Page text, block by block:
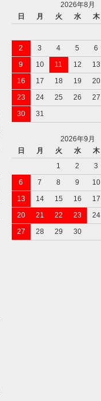
2026年8月
日
月 火 水 木
2
3 4 5 6
9
10 11 12 13
16
17 18 19 20
23
24 25 26 27
30
31
2026年9月
日
月 火 水 木
1
2 3
6
7 8 9 10
13
14 15 16 17
20
21 22 23 24
27
28 29 30